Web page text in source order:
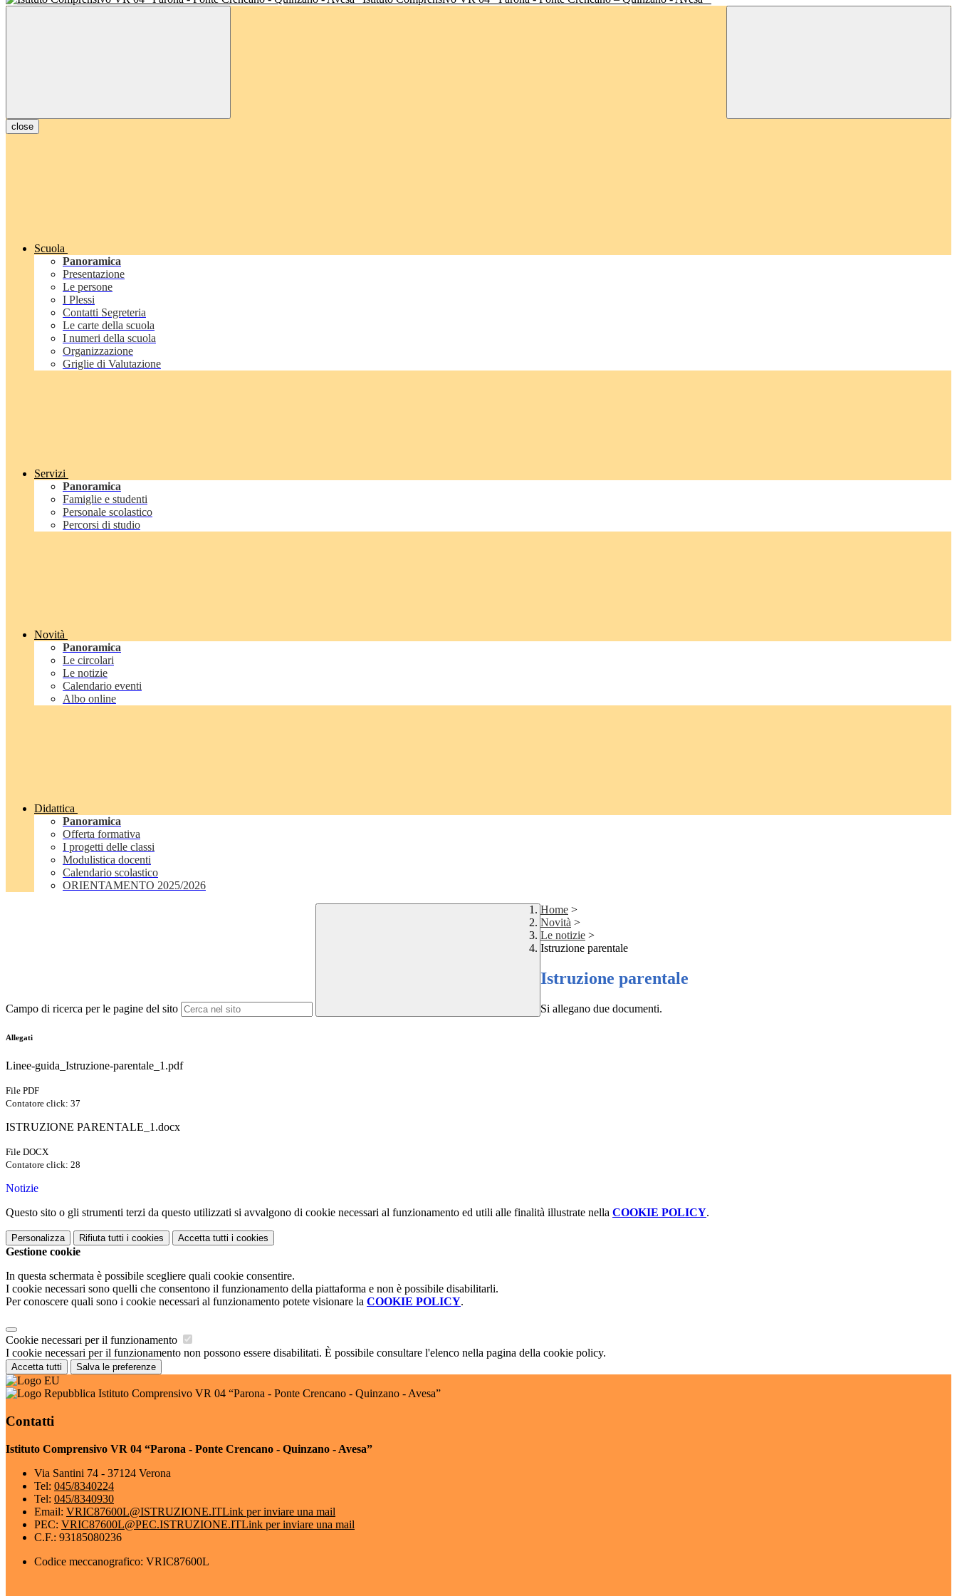
close
Scuola
Panoramica
Presentazione
Le persone
I Plessi
Contatti Segreteria
Le carte della scuola
I numeri della scuola
Organizzazione
Griglie di Valutazione
Servizi
Panoramica
Famiglie e studenti
Personale scolastico
Percorsi di studio
Novità
Panoramica
Le circolari
Le notizie
Calendario eventi
Albo online
Didattica
Panoramica
Offerta formativa
I progetti delle classi
Modulistica docenti
Calendario scolastico
ORIENTAMENTO 2025/2026
Campo di ricerca per le pagine del sito
Home >
Novità >
Le notizie >
Istruzione parentale
Istruzione parentale
Si allegano due documenti.
Allegati
Linee-guida_Istruzione-parentale_1.pdf
File PDF
Contatore click: 37
ISTRUZIONE PARENTALE_1.docx
File DOCX
Contatore click: 28
Notizie
Questo sito o gli strumenti terzi da questo utilizzati si avvalgono di cookie necessari al funzionamento ed utili alle finalità illustrate nella COOKIE POLICY.
Personalizza Rifiuta tutti i cookies Accetta tutti i cookies
Gestione cookie
In questa schermata è possibile scegliere quali cookie consentire.
I cookie necessari sono quelli che consentono il funzionamento della piattaforma e non è possibile disabilitarli.
Per conoscere quali sono i cookie necessari al funzionamento potete visionare la COOKIE POLICY.
Cookie necessari per il funzionamento
I cookie necessari per il funzionamento non possono essere disabilitati. È possibile consultare l'elenco nella pagina della cookie policy.
Accetta tutti Salva le preferenze
Istituto Comprensivo VR 04 “Parona - Ponte Crencano - Quinzano - Avesa”
Contatti
Istituto Comprensivo VR 04 “Parona - Ponte Crencano - Quinzano - Avesa”
Via Santini 74 - 37124 Verona
Tel: 045/8340224
Tel: 045/8340930
Email: VRIC87600L@ISTRUZIONE.ITLink per inviare una mail
PEC: VRIC87600L@PEC.ISTRUZIONE.ITLink per inviare una mail
C.F.: 93185080236
Codice meccanografico: VRIC87600L